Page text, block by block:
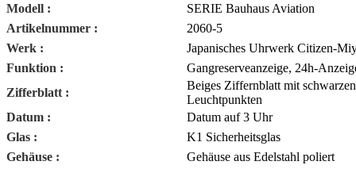
Modell :
SERIE Bauhaus Aviation
Artikelnummer :
2060-5
Werk :
Japanisches Uhrwerk Citizen-
Funktion :
Gangreserveanzeige, 24h-
Zifferblatt :
Beiges Ziffernblatt mit
Leuchtpunkten
Datum :
Datum auf 3 Uhr
Glas :
K1 Sicherheitsglas
Gehäuse :
Gehäuse aus Edelstahl poliert